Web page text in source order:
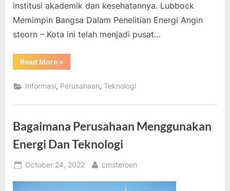
institusi akademik dan kesehatannya. Lubbock
Memimpin Bangsa Dalam Penelitian Energi Angin
steorn – Kota ini telah menjadi pusat…
Read More“Lubbock
Memimpin
Dalam
Penelitian
Angin”
»
Informasi, Perusahaan,Teknologi
Bagaimana Perusahaan Menggunakan
Energi Dan Teknologi
Posted
October 24, 2022 By
cmsteroen